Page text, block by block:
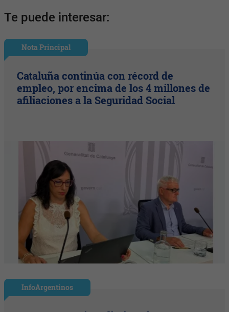
Te puede interesar:
Nota Principal
Cataluña continúa con récord de
empleo, por encima de los 4 millones de
afiliaciones a la Seguridad Social
InfoArgentinos